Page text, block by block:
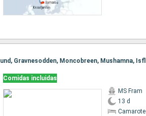
Comidas incluidas
MS Fram
13 d